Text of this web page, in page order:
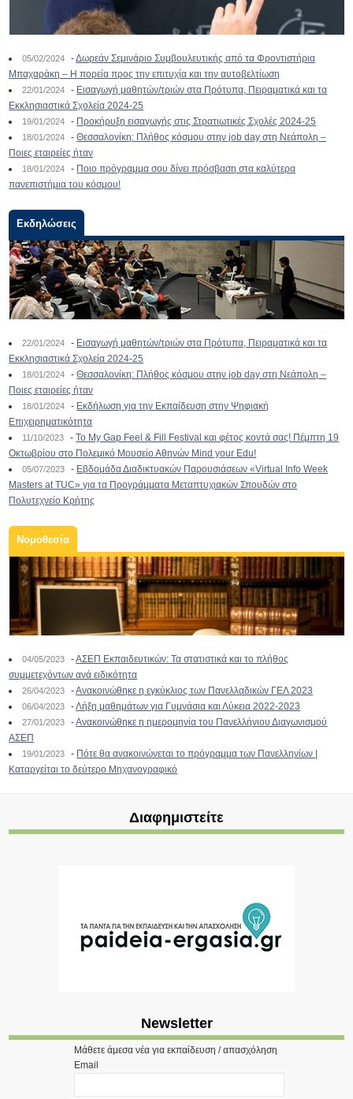
05/02/2024 -Δωρεάν Σεμινάριο Συμβουλευτικής από τα Φροντιστήρια
Μπαχαράκη – Η πορεία προς την επιτυχία και την αυτοβελτίωση
22/01/2024 - Εισαγωγή μαθητών/τριών στα Πρότυπα, Πειραματικά και τα
Εκκλησιαστικά Σχολεία 2024-25
19/01/2024 - Προκήρυξη εισαγωγής στις Στρατιωτικές Σχολές 2024-25
18/01/2024 -Θεσσαλονίκη: Πλήθος κόσμου στην job day στη Νεάπολη –
Ποιες εταιρείες ήταν
18/01/2024 - Ποιο πρόγραμμα σου δίνει πρόσβαση στα καλύτερα
πανεπιστήμια του κόσμου!
Εκδηλώσεις
22/01/2024 - Εισαγωγή μαθητών/τριών στα Πρότυπα, Πειραματικά και τα
Εκκλησιαστικά Σχολεία 2024-25
18/01/2024 -Θεσσαλονίκη: Πλήθος κόσμου στην job day στη Νεάπολη –
Ποιες εταιρείες ήταν
18/01/2024 - Εκδήλωση για την Εκπαίδευση στην Ψηφιακή
Επιχειρηματικότητα
11/10/2023 -To My Gap Feel & Fill Festival και φέτος κοντά σας! Πέμπτη 19
Οκτωβρίου στο Πολεμικό Μουσείο Αθηνών Mind your Edu!
05/07/2023 - Εβδομάδα Διαδικτυακών Παρουσιάσεων «Virtual Info Week
Masters at TUC» για τα Προγράμματα Μεταπτυχιακών Σπουδών στο
Πολυτεχνείο Κρήτης
Νομοθεσία
04/05/2023 -ΑΣΕΠ Εκπαιδευτικών: Τα στατιστικά και το πλήθος
συμμετεχόντων ανά ειδικότητα
26/04/2023 -Ανακοινώθηκε η εγκύκλιος των Πανελλαδικών ΓΕΛ 2023
06/04/2023 -Λήξη μαθημάτων για Γυμνάσια και Λύκεια 2022-2023
27/01/2023 -Ανακοινώθηκε η ημερομηνία του Πανελλήνιου Διαγωνισμού
ΑΣΕΠ
19/01/2023 - Πότε θα ανακοινώνεται το πρόγραμμα των Πανελληνίων |
Καταργείται το δεύτερο Μηχανογραφικό
Διαφημιστείτε
Newsletter
Μάθετε άμεσα νέα για εκπαίδευση / απασχόληση
Email